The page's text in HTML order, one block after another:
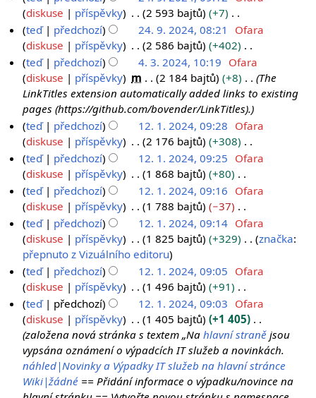
e
d
i
t
a
c
e
h
r
n
u
t
í
d
i
t
a
c
e
9
2
e
z
s
h
r
n
u
t
í
e
d
i
t
a
c
e
diskuse
příspěvky 2 593 bajtů
+7
B
e
z
s
h
r
n
u
t
í
e
d
i
t
a
c
e
teď předchozí 24. 9. 2024, 08:21
Ofara
diskuse
příspěvky 2 586 bajtů
+402
B
e
z
s
h
r
n
u
t
í
e
d
i
t
a
c
e
0
4
teď předchozí 4. 3. 2024, 10:19 Ofara
diskuse
příspěvky m 2 184 bajtů +8
The
LinkTitles extension automatically added links to existing
pages (https://github.com/bovender/LinkTitles).
2
1
2
4
teď předchozí 12. 1. 2024, 09:28 Ofara
diskuse
příspěvky 2 176 bajtů
+308
B
e
z
s
h
r
n
u
t
í
e
d
i
t
a
c
teď předchozí 12. 1. 2024, 09:25 Ofara
diskuse
příspěvky 1 868 bajtů
+80
B
e
z
s
h
r
n
u
t
í
e
d
i
t
teď předchozí 12. 1. 2024, 09:16 Ofara
diskuse
příspěvky 1 788 bajtů
−37
B
e
z
s
h
r
n
u
t
í
e
d
teď předchozí 12. 1. 2024, 09:14 Ofara
diskuse
příspěvky 1 825 bajtů
+329
B
e
z
s
h
r
n
u
t
í
značka:
přepnuto z Vizuálního editoru
teď
předchozí 12. 1. 2024, 09:05 Ofara
diskuse
příspěvky 1 496 bajtů
+91
B
e
z
s
h
r
n
teď předchozí 12. 1. 2024, 09:03 Ofara
diskuse
příspěvky 1 405 bajtů
+1 405
založena nová stránka s textem „Nahlavní straně jsou
vypsána oznámení o výpadcích IT služeb a novinkách.
náhled|Novinky a Výpadky IT služeb na hlavní stránce
Wiki|žádné == Přidání informace o výpadku/novince na